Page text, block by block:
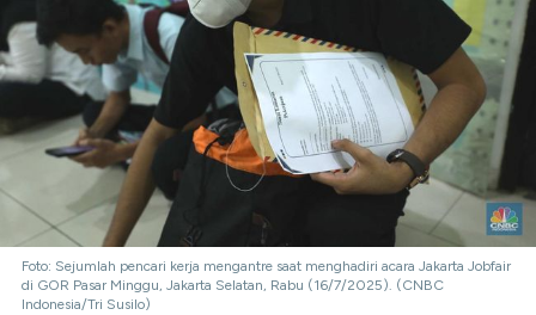
Foto: Sejumlah pencari kerja mengantre saat menghadiri acara Jakarta Jobfair
di GOR Pasar Minggu, Jakarta Selatan, Rabu (16/7/2025). (CNBC
Indonesia/Tri Susilo)